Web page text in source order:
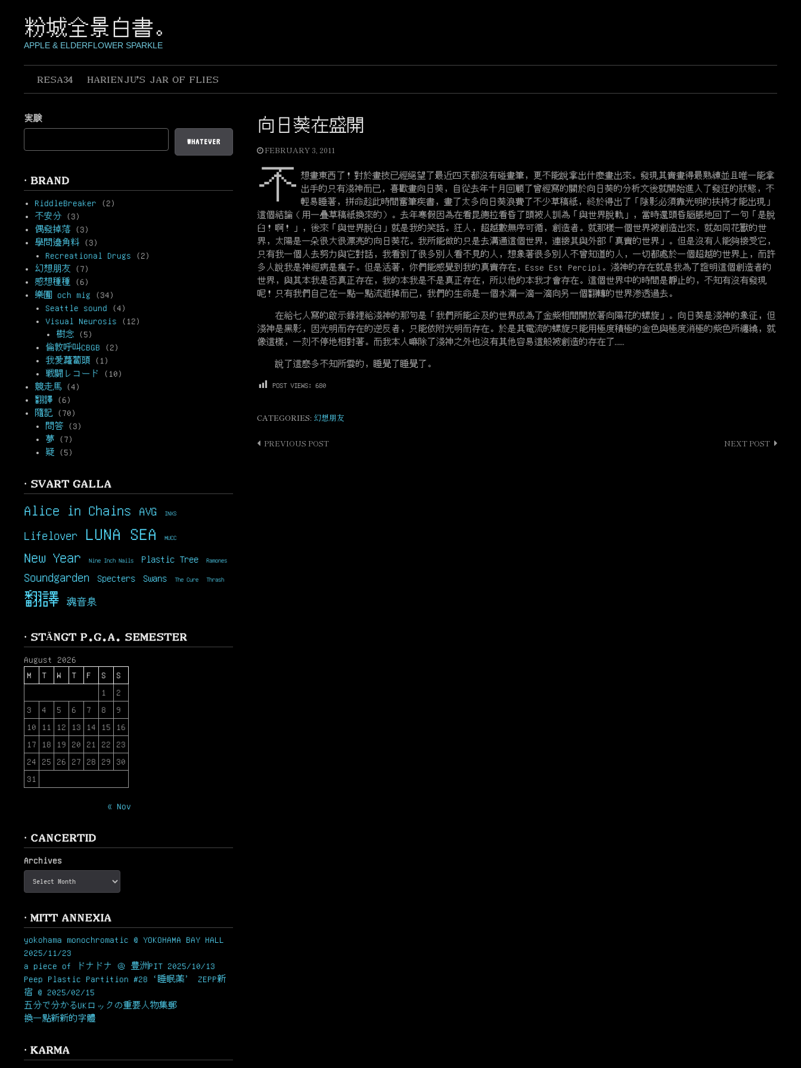
content粉城全景白書。
APPLE & ELDERFLOWER SPARKLE
RESA34 HARIENJU’S JAR OF FLIES
向日葵在盛開
FEBRUARY 3, 2011
不 想畫東西了！對於畫技已經絕望了最近四天都沒有碰畫筆，更不能說拿出什麼畫出來。發現其實畫得最熟練並且唯一能拿
出手的只有淺神而已，喜歡畫向日葵，自從去年十月回顧了曾經寫的關於向日葵的分析文後就開始進入了發狂的狀態，不
輕易睡著，拼命趁此時間奮筆疾書，畫了太多向日葵浪費了不少草稿紙，終於得出了「陰影必須靠光明的扶持才能出現」
這個結論（用一疊草稿紙換來的）。去年寒假因為在看昆德拉看昏了頭被人訓為「與世界脫軌」，當時還頭昏腦脹地回了一句「是脫
臼！啊！」，後來「與世界脫臼」就是我的笑話。狂人，超越數無序可循，創造者。就那樣一個世界被創造出來，就如同花獸的世
界，太陽是一朵很大很漂亮的向日葵花。我所能做的只是去溝通這個世界，連接其與外部「真實的世界」。但是沒有人能夠接受它，
只有我一個人去努力與它對話，我看到了很多別人看不見的人，想象著很多別人不曾知道的人，一切都處於一個超越的世界上，而許
多人說我是神經病是瘋子。但是活著，你們能感覺到我的真實存在，Esse Est Percipi。淺神的存在就是我為了證明這個創造者的
世界，與其本我是否真正存在，我的本我是不是真正存在，所以他的本我才會存在。這個世界中的時間是靜止的，不知有沒有發現
呢！只有我們自己在一點一點流逝掉而已，我們的生命是一個水漏一滴一滴向另一個翻轉的世界滲透過去。
在給七人寫的啟示錄裡給淺神的那句是「我們所能企及的世界成為了金紫相間開放著向陽花的螺旋」。向日葵是淺神的象征，但
淺神是黑影，因光明而存在的逆反者，只能依附光明而存在。於是其電流的螺旋只能用極度積極的金色與極度消極的紫色所纏繞，就
像這樣，一刻不停地相對著。而我本人嘛除了淺神之外也沒有其他容易這般被創造的存在了……
說了這麽多不知所雲的，睡覺了睡覺了。
POST VIEWS: 680
CATEGORIES: 幻想朋友
Post
PREVIOUS POST NEXT POST
実験
WHATEVER
· BRAND
RiddleBreaker (2)
不安分 (3)
偶發掉落 (3)
學問邊角料 (3)
Recreational Drugs (2)
幻想朋友 (7)
感想種種 (6)
樂團 och mig (34)
Seattle sound (4)
Visual Neurosis (12)
樹念 (5)
倫敦呼叫CBGB (2)
我愛蘿蔔頭 (1)
戦闘レコード
(10)
競走馬 (4)
翻譯 (6)
隨記 (70)
問答 (3)
夢 (7)
疑 (5)
· SVART GALLA
Alice in Chains AVG INXS
Lifelover LUNA SEA MUCC
New Year Nine Inch Nails Plastic Tree Ramones
Soundgarden Specters Swans The Cure Thrash
翻譯 魂音泉
· STÄNGT P.G.A. SEMESTER
August 2026
M
T W T F S
S
1
2
3
4 5 6 7 8
9
10
11 12 13 14 15
16
17
18 19 20 21 22
23
24
25 26 27 28 29
30
31
« Nov
· CANCERTID
Archives
· MITT ANNEXIA
yokohama monochromatic @ YOKOHAMA BAY HALL
2025/11/23
a piece of ドナドナ ＠ 豊洲PIT 2025/10/13
Peep Plastic Partition #28 ‘睡眠薬’ ZEPP新
宿 @ 2025/02/15
五分で分かるUKロックの重要人物集郵
換一點新新的字體
· KARMA